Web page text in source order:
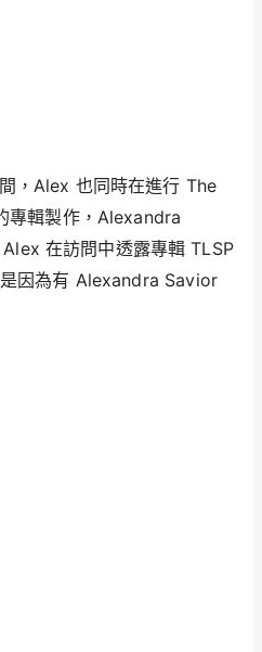
，Alex 也同時在進行 The
輯製作，Alexandra
在訪問中透露專輯 TLSP
因為有 Alexandra Savior